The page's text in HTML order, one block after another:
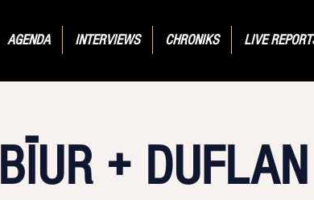
AGENDA INTERVIEWS CHRONIKS LIVE
BÏUR +